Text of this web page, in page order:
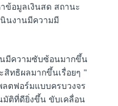
ข้อมูลเงินสด สถานะ
นงานมีความมี
นมีความซับซ้อนมากขึ้น
สิทธิผลมากขึ้นเรื่อยๆ "
ลตฟอร์มแบบครบวงจร
มัติที่ดียิ่งขึ้น ขับเคลื่อน